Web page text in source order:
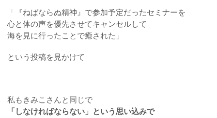
「『ねばならぬ精神』で参加予定だったセミナーを
心と体の声を優先させてキャンセルして
海を見に行ったことで癒された」
という投稿を見かけて
私もきみこさんと同じで
「しなければならない」という思い込みで